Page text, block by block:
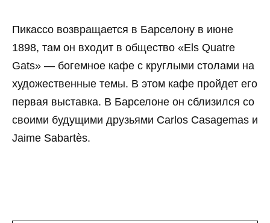
Пикассо возвращается в Барселону в июне
1898, там он входит в общество «Els Quatre
Gats» — богемное кафе с круглыми столами на
художественные темы. В этом кафе пройдет его
первая выставка. В Барселоне он сблизился со
своими будущими друзьями Carlos Casagemas и
Jaime Sabartès.